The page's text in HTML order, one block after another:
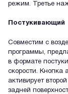
режим. Третье
Постукивающий
Совместим с
программы,
в формате
скорости. Кнопка
активирует
задней